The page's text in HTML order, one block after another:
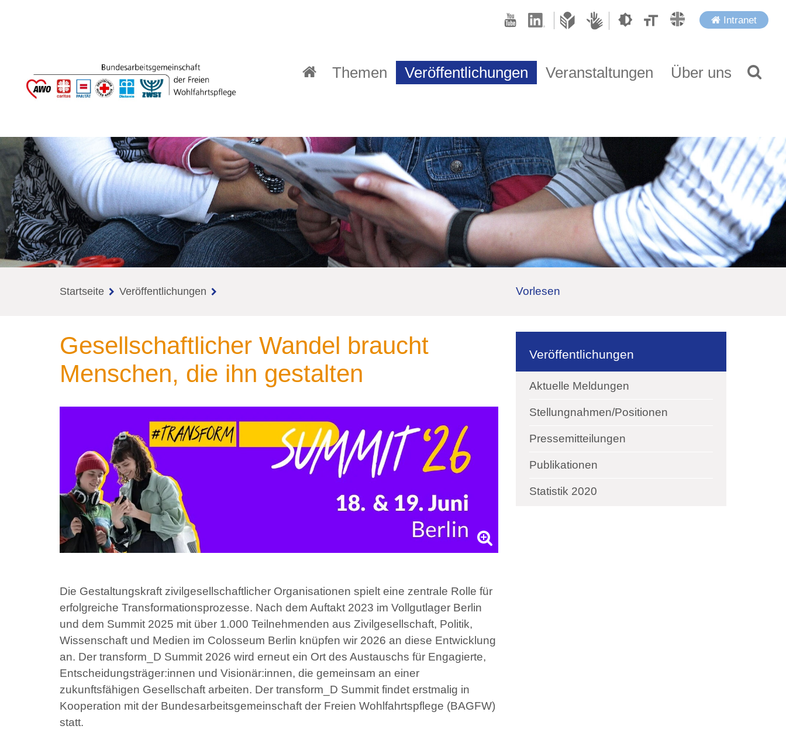
Intranet
Themen Veröffentlichungen Veranstaltungen Über uns
Startseite Veröffentlichungen Vorlesen
Gesellschaftlicher Wandel braucht
Menschen, die ihn gestalten
Die Gestaltungskraft zivilgesellschaftlicher Organisationen spielt eine zentrale Rolle für
erfolgreiche Transformationsprozesse. Nach dem Auftakt 2023 im Vollgutlager Berlin
und dem Summit 2025 mit über 1.000 Teilnehmenden aus Zivilgesellschaft, Politik,
Wissenschaft und Medien im Colosseum Berlin knüpfen wir 2026 an diese Entwicklung
an. Der transform_D Summit 2026 wird erneut ein Ort des Austauschs für Engagierte,
Entscheidungsträger:innen und Visionär:innen, die gemeinsam an einer
zukunftsfähigen Gesellschaft arbeiten. Der transform_D Summit findet erstmalig in
Kooperation mit der Bundesarbeitsgemeinschaft der Freien Wohlfahrtspflege (BAGFW)
statt.
Veröffentlichungen
Aktuelle Meldungen
Stellungnahmen/Positionen
Pressemitteilungen
Publikationen
Statistik 2020